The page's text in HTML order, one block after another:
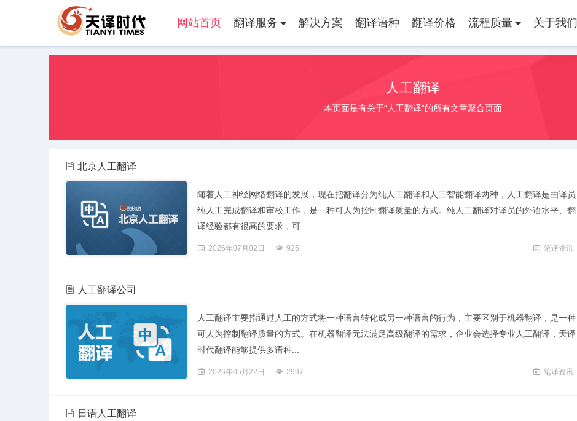
网站首页 翻译服务 解决方案 翻译语种 翻译价格 流程质量 关于我们
人工翻译
本页面是有关于“人工翻译”的所有文章聚合页面
北京人工翻译
随着人工神经网络翻译的发展，现在把翻译分为纯人工翻译和人工智能翻译两种，人工翻译是由译员
纯人工完成翻译和审校工作，是一种可人为控制翻译质量的方式。纯人工翻译对译员的外语水平、翻
译经验都有很高的要求，可...
笔译资讯
2026年07月02日 925
人工翻译公司
​人工翻译主要指通过人工的方式将一种语言转化成另一种语言的行为，主要区别于机器翻译，是一种
可人为控制翻译质量的方式。在机器翻译无法满足高级翻译的需求，企业会选择专业人工翻译，天译
时代翻译能够提供多语种...
笔译资讯
2026年05月22日 2997
日语人工翻译